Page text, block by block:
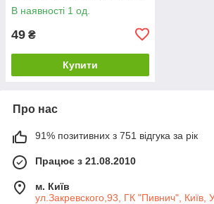
В наявності 1 од.
49 ₴
Купити
Про нас
91% позитивних з 751 відгука за рік
Працює з 21.08.2010
м. Київ
ул.Закревского,93, ГК "Пивнич", Київ,